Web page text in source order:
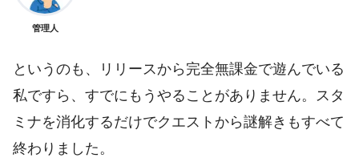
管理人
というのも、リリースから完全無課金で遊んでいる
私ですら、すでにもうやることがありません。スタ
ミナを消化するだけでクエストから謎解きもすべて
終わりました。